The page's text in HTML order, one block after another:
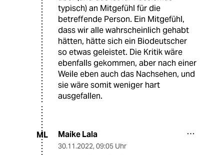
typisch) an Mitgefühl für die
betreffende Person. Ein Mitgefühl,
dass wir alle wahrscheinlich gehabt
hätten, hätte sich ein Biodeutscher
so etwas geleistet. Die Kritik wäre
ebenfalls gekommen, aber nach einer
Weile eben auch das Nachsehen, und
sie wäre somit weniger hart
ausgefallen.
ML Maike Lala
30.11.2022, 09:05 Uhr